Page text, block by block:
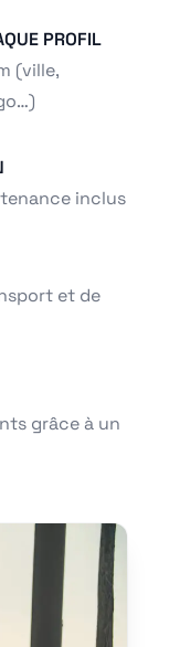
PROFIL
(ville,
inclus
et de
grâce à un